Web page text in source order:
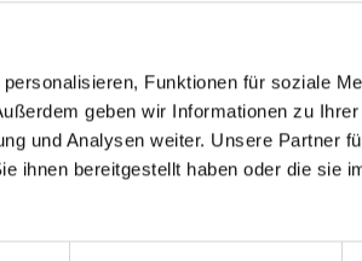
Funktionen für soziale
geben wir Informationen zu
und Analysen weiter. Unsere Partner
ihnen bereitgestellt haben oder die sie